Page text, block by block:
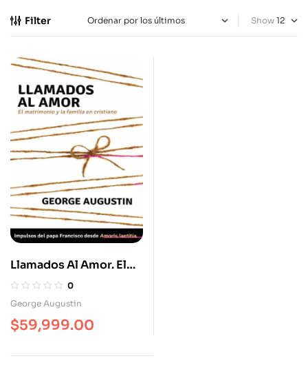
Filter Show
Llamados Al Amor. El
Matrimonio Y La Familia
En Cristiano
0
George Augustin
$59,999.00